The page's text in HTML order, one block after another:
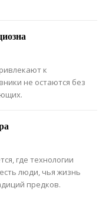
к
не остаются без
где технологии
люди, чья жизнь
предков.